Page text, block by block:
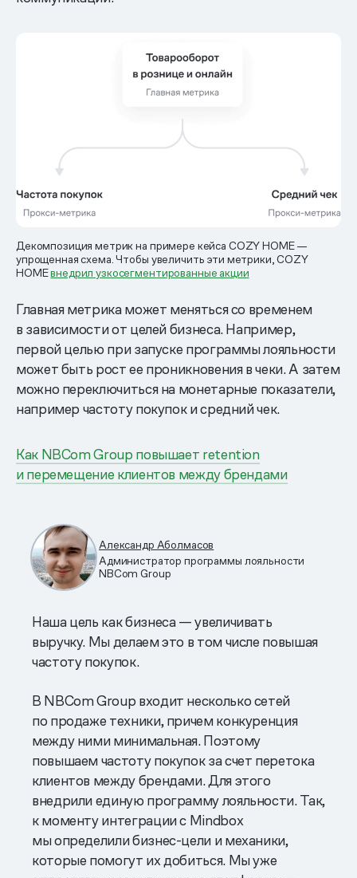
Декомпозиция метрик на примере кейса COZY HOME —
упрощенная схема. Чтобы увеличить эти метрики, COZY
HOMEвнедрил узкосегментированные акции
Главная метрика может меняться со временем
в зависимости от целей бизнеса. Например,
первой целью при запуске программы лояльности
может быть рост ее проникновения в чеки. А затем
можно переключиться на монетарные показатели,
например частоту покупок и средний чек.
Как NBCom Group повышает retention
и перемещение клиентов между брендами
Александр Аболмасов
Администратор программы лояльности
NBCom Group
Наша цель как бизнеса — увеличивать
выручку. Мы делаем это в том числе повышая
частоту покупок.
В NBCom Group входит несколько сетей
по продаже техники, причем конкуренция
между ними минимальная. Поэтому
повышаем частоту покупок за счет перетока
клиентов между брендами. Для этого
внедрили единую программу лояльности. Так,
к моменту интеграции с Mindbox
мы определили бизнес-цели и механики,
которые помогут их добиться. Мы уже